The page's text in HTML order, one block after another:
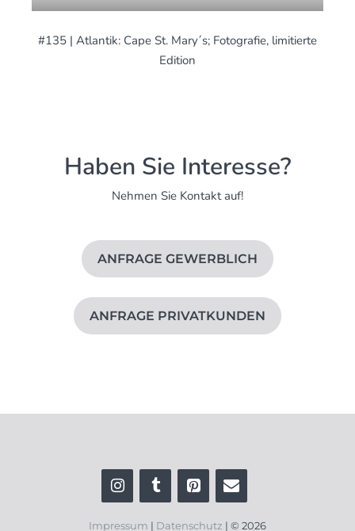
#135 | Atlantik: Cape St. Mary´s; Fotografie, limitierte
Edition
Haben Sie Interesse?
Nehmen Sie Kontakt auf!
ANFRAGE GEWERBLICH
ANFRAGE PRIVATKUNDEN
Impressum | Datenschutz | © 2026